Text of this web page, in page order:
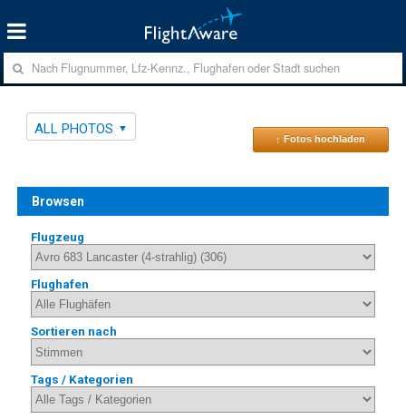
ALL PHOTOS
↑ Fotos hochladen
Browsen
Flugzeug
Flughafen
Sortieren nach
Tags / Kategorien